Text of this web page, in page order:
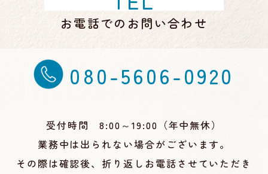
お電話でのお問い合わせ
080-5606-0920
受付時間 8:00～19:00（年中無休）
業務中は出られない場合がございます。
その際は確認後、折り返しお電話させていただき